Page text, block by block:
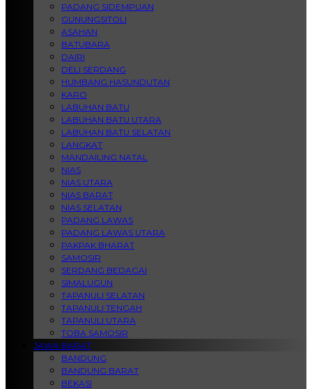
PADANG SIDEMPUAN
GUNUNGSITOLI
ASAHAN
BATUBARA
DAIRI
DELI SERDANG
HUMBANG HASUNDUTAN
KARO
LABUHAN BATU
LABUHAN BATU UTARA
LABUHAN BATU SELATAN
LANGKAT
MANDAILING NATAL
NIAS
NIAS UTARA
NIAS BARAT
NIAS SELATAN
PADANG LAWAS
PADANG LAWAS UTARA
PAKPAK BHARAT
SAMOSIR
SERDANG BEDAGAI
SIMALUGUN
TAPANULI SELATAN
TAPANULI TENGAH
TAPANULI UTARA
TOBA SAMOSIR
JAWA BARAT
BANDUNG
BANDUNG BARAT
BEKASI